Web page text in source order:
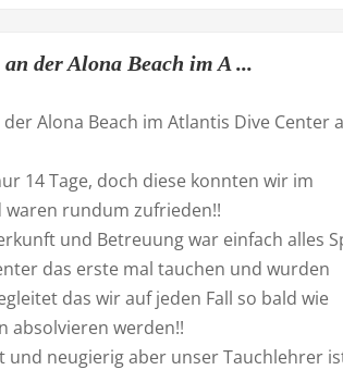
der Alona Beach im A ...
Alona Beach im Atlantis Dive Center
14 Tage, doch diese konnten wir im
rundum zufrieden!!
und Betreuung war einfach alles
das erste mal tauchen und wurden
das wir auf jeden Fall so bald wie
absolvieren werden!!
und neugierig aber unser Tauchlehrer